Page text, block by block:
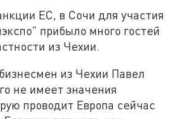
ЕС, в Сочи для участия
прибыло много гостей
из Чехии.
из Чехии Павел
не имеет значения
проводит Европа сейчас